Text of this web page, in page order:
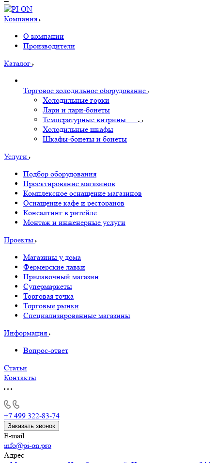
Компания
О компании
Производители
Каталог
Торговое холодильное оборудование
Холодильные горки
Лари и лари-бонеты
Температурные витрины
Холодильные шкафы
Шкафы-бонеты и бонеты
Услуги
Подбор оборудования
Проектирование магазинов
Комплексное оснащение магазинов
Оснащение кафе и ресторанов
Консалтинг в ритейле
Монтаж и инженерные услуги
Проекты
Магазины у дома
Фермерские лавки
Прилавочный магазин
Супермаркеты
Торговая точка
Торговые рынки
Специализированные магазины
Информация
Вопрос-ответ
Статьи
Контакты
+7 499 322-83-74
Заказать звонок
E-mail
info@pi-on.pro
Адрес